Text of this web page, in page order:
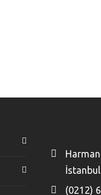
İstanbul
(0212)